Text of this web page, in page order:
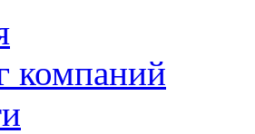
компаний